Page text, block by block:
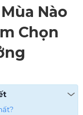
Nào
Chọn